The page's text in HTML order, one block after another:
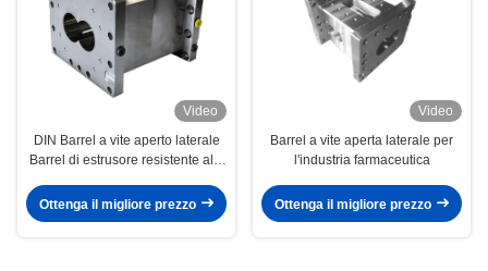
Video
DIN Barrel a vite aperto laterale
Barrel di estrusore resistente alle
lavorazione
Ottenga il migliore prezzo
Video
Barrel a vite aperta laterale per
l'industria farmaceutica
Ottenga il migliore prezzo